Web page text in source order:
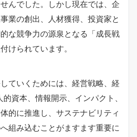
んでした。しかし現在では、企
業の創出、人材獲得、投資家と
な競争力の源泉となる「成長戦
けられています。
ていくためには、経営戦略、経
資本、情報開示、インパクト、
的に推進し、サステナビリティ
組み込むことがますます重要に